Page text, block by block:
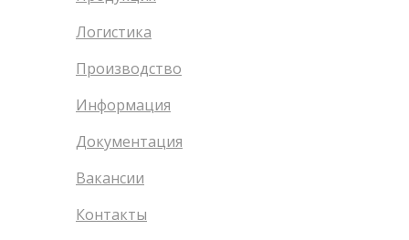
Логистика
Производство
Информация
Документация
Вакансии
Контакты